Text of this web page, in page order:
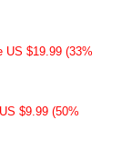
US $19.99 (33%
$9.99 (50%